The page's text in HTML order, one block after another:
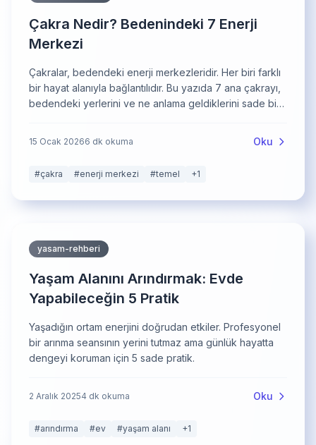
Çakra Nedir? Bedenindeki 7 Enerji
Merkezi
Çakralar, bedendeki enerji merkezleridir. Her biri farklı
bir hayat alanıyla bağlantılıdır. Bu yazıda 7 ana çakrayı,
bedendeki yerlerini ve ne anlama geldiklerini sade bir
15 Ocak 20266 dk okuma Oku
#çakra #enerji merkezi #temel +1
yasam-rehberi
Yaşam Alanını Arındırmak: Evde
Yapabileceğin 5 Pratik
Yaşadığın ortam enerjini doğrudan etkiler. Profesyonel
bir arınma seansının yerini tutmaz ama günlük hayatta
dengeyi koruman için 5 sade pratik.
2 Aralık 20254 dk okuma Oku
#arındırma #ev #yaşam alanı +1